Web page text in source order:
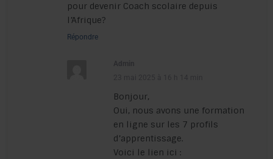
pour devenir Coach scolaire depuis
l’Afrique?
Répondre
Bonjour,
Oui, nous avons une formation
en ligne sur les 7 profils
d’apprentissage.
Voici le lien ici :